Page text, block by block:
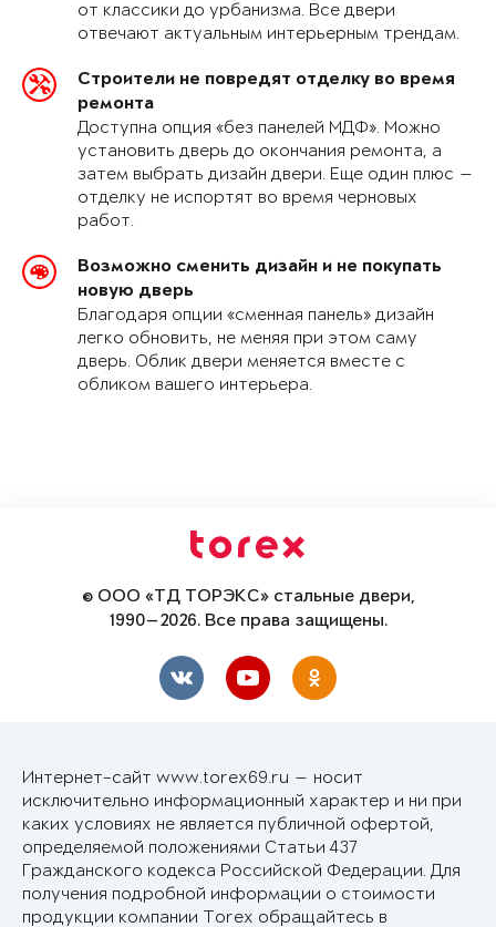
от классики до урбанизма. Все двери
отвечают актуальным интерьерным трендам.
Строители не повредят отделку во время
ремонта
Доступна опция «без панелей МДФ». Можно
установить дверь до окончания ремонта, а
затем выбрать дизайн двери. Еще один плюс —
отделку не испортят во время черновых
работ.
Возможно сменить дизайн и не покупать
новую дверь
Благодаря опции «сменная панель» дизайн
легко обновить, не меняя при этом саму
дверь. Облик двери меняется вместе с
обликом вашего интерьера.
© ООО «ТД ТОРЭКС» стальные двери,
1990—2026. Все права защищены.
Интернет-сайт www.torex69.ru — носит
исключительно информационный характер и ни при
каких условиях не является публичной офертой,
определяемой положениями Статьи 437
Гражданского кодекса Российской Федерации. Для
получения подробной информации о стоимости
продукции компании Torex обращайтесь в